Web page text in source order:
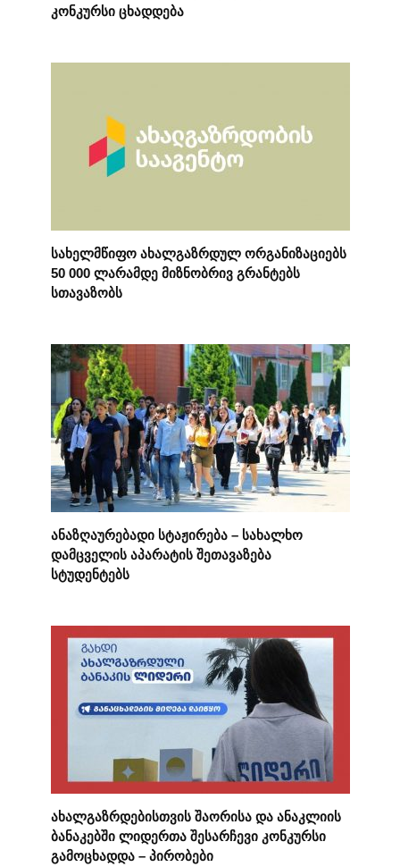
კონკურსი ცხადდება
სახელმწიფო ახალგაზრდულ ორგანიზაციებს
50 000 ლარამდე მიზნობრივ გრანტებს
სთავაზობს
ანაზღაურებადი სტაჟირება – სახალხო
დამცველის აპარატის შეთავაზება
სტუდენტებს
ახალგაზრდებისთვის შაორისა და ანაკლიის
ბანაკებში ლიდერთა შესარჩევი კონკურსი
გამოცხადდა – პირობები